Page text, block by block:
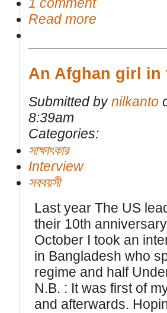
1 comment
Read more
An Afghan girl in
Submitted by nilkanto
8:39am
Categories:
সাক্ষাৎকার
Interview
সববয়সী
Last year The US
their 10th
October I took an
in Bangladesh who
regime and half
N.B. : It was first of
and afterwards.